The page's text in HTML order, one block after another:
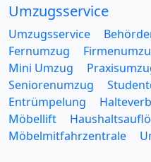
Umzugsservice
Umzugsservice
Fernumzug
Mini Umzug
Seniorenumzug
Entrümpelung
Möbellift
Möbelmitfahrzentrale